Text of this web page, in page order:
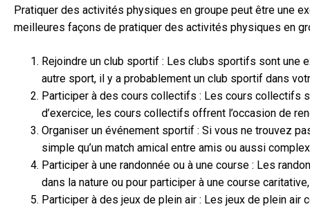
Pratiquer des activités physiques en groupe peut être une
meilleures façons de pratiquer des activités physiques en
Rejoindre un club sportif : Les clubs sportifs sont une
autre sport, il y a probablement un club sportif dans
Participer à des cours collectifs : Les cours collectifs
d’exercice, les cours collectifs offrent l’occasion de
Organiser un événement sportif : Si vous ne trouvez
simple qu’un match amical entre amis ou aussi
Participer à une randonnée ou à une course : Les
dans la nature ou pour participer à une course
Participer à des jeux de plein air : Les jeux de plein